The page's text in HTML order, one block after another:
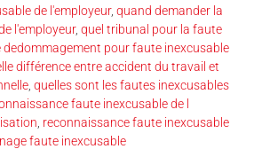
de l'employeur, quand demander la
l'employeur, quel tribunal pour la faute
dedommagement pour faute inexcusable
différence entre accident du travail et
quelles sont les fautes inexcusables
faute inexcusable de l
reconnaissance faute inexcusable
faute inexcusable